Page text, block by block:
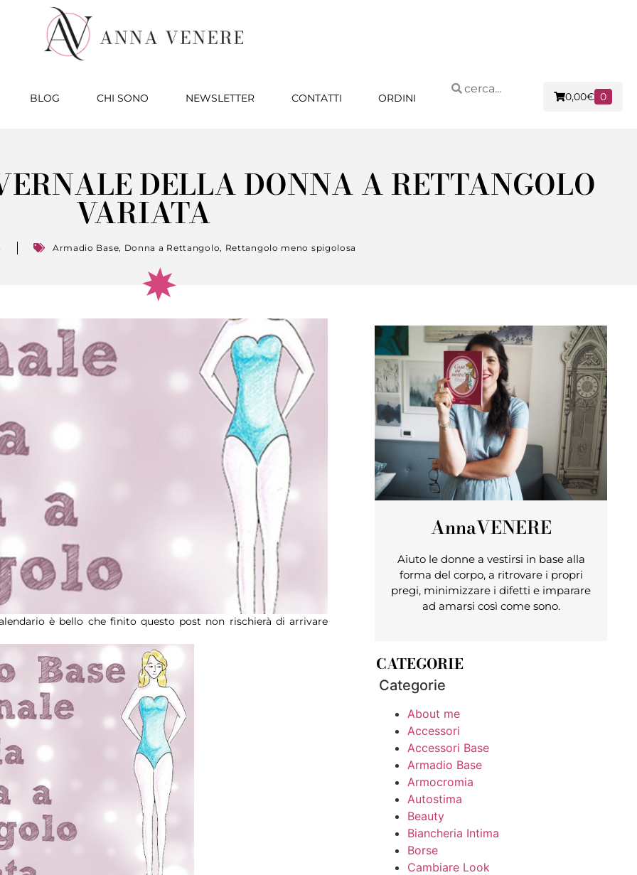
BLOG CHI SONO NEWSLETTER CONTATTI ORDINI 0,00€ 0
DELLA DONNA A RETTANGOLO
VARIATA
Armadio Base, Donna a Rettangolo, Rettangolo meno spigolosa
è bello che finito questo post non rischierà di arrivare
AnnaVENERE
Aiuto le donne a vestirsi in base alla
forma del corpo, a ritrovare i propri
pregi, minimizzare i difetti e imparare
ad amarsi così come sono.
CATEGORIE
Categorie
About me
Accessori
Accessori Base
Armadio Base
Armocromia
Autostima
Beauty
Biancheria Intima
Borse
Cambiare Look